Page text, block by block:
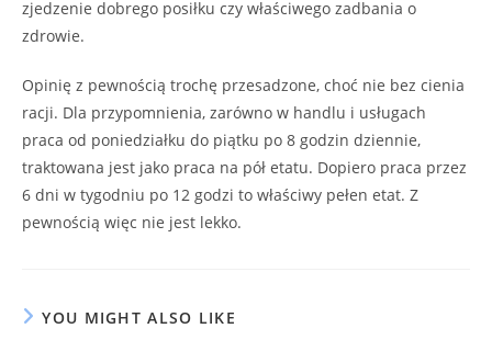
zjedzenie dobrego posiłku czy właściwego zadbania o
zdrowie.
Opinię z pewnością trochę przesadzone, choć nie bez cienia
racji. Dla przypomnienia, zarówno w handlu i usługach
praca od poniedziałku do piątku po 8 godzin dziennie,
traktowana jest jako praca na pół etatu. Dopiero praca przez
6 dni w tygodniu po 12 godzi to właściwy pełen etat. Z
pewnością więc nie jest lekko.
YOU MIGHT ALSO LIKE